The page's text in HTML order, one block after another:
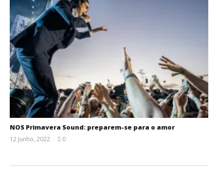
NOS Primavera Sound: preparem-se para o amor
12 Junho, 2022
0